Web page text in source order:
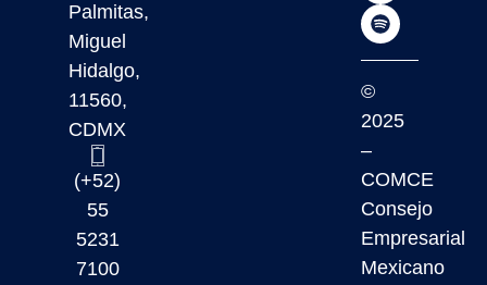
Palmitas,
Miguel
Hidalgo,
11560,
CDMX
(+52)
55
5231
7100
©
2025
–
COMCE
Consejo
Empresarial
Mexicano